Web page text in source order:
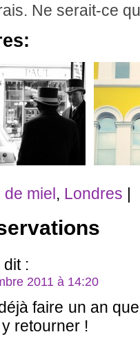
Ne serait-ce
miel , Londres
dit :
2011 à 14:20
faire un an que
retourner !